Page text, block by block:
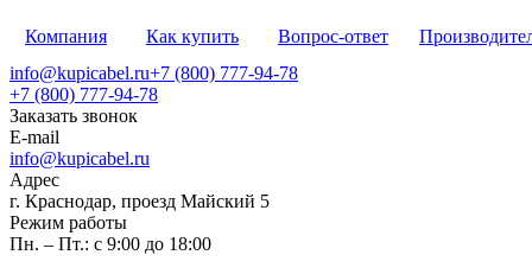
Компания Как купить Вопрос-ответ
info@kupicabel.ru+7 (800) 777-94-78
+7 (800) 777-94-78
Заказать звонок
E-mail
info@kupicabel.ru
Адрес
г. Краснодар, проезд Майский 5
Режим работы
Пн. – Пт.: с 9:00 до 18:00